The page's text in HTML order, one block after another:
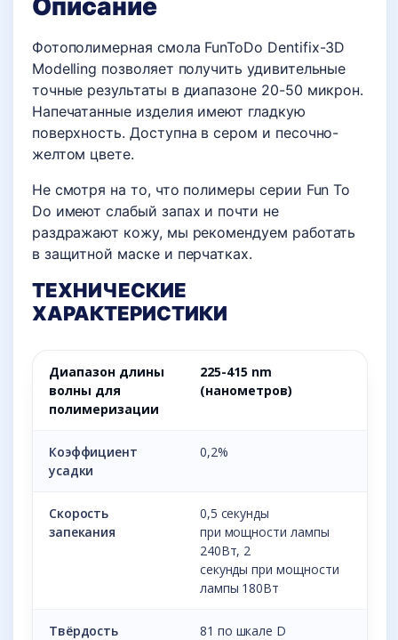
Описание
Фотополимерная смола FunToDo Dentifix-3D
Modelling позволяет получить удивительные
точные результаты в диапазоне 20-50 микрон.
Напечатанные изделия имеют гладкую
поверхность. Доступна в сером и песочно-
желтом цвете.
Не смотря на то, что полимеры серии Fun To
Do имеют слабый запах и почти не
раздражают кожу, мы рекомендуем работать
в защитной маске и перчатках.
ТЕХНИЧЕСКИЕ
ХАРАКТЕРИСТИКИ
Диапазон длины
волны для
полимеризации
225-415 nm
(нанометров)
Коэффициент
усадки
0,2%
Скорость
запекания
0,5 секунды
при мощности лампы
240Вт, 2
секунды при мощности
лампы 180Вт
Твёрдость
81 по шкале D